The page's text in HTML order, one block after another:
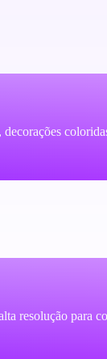
resolução para